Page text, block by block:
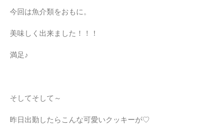
今回は魚介類をおもに。
美味しく出来ました！！！
満足♪
そしてそして～
昨日出勤したらこんな可愛いクッキーが♡